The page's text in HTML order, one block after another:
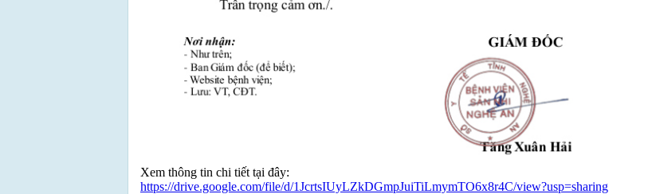
Xem thông tin chi tiết tại đây:
https://drive.google.com/file/d/1JcrtsIUyLZkDGmpJuiTiLmymTO6x8r4C/view?usp=sharing